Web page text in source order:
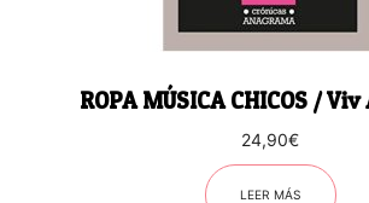
ROPA MÚSICA CHICOS /
24,90€
LEER MÁS